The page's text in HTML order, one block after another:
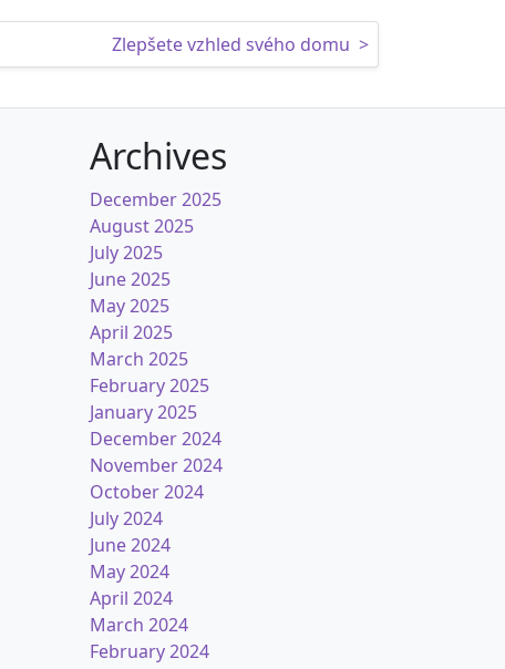
Zlepšete vzhled svého domu >
Archives
December 2025
August 2025
July 2025
June 2025
May 2025
April 2025
March 2025
February 2025
January 2025
December 2024
November 2024
October 2024
July 2024
June 2024
May 2024
April 2024
March 2024
February 2024